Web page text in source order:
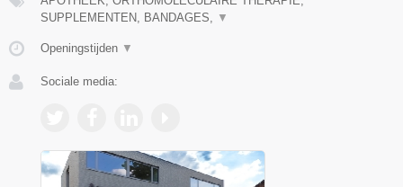
SUPPLEMENTEN, BANDAGES,
▼
Openingstijden ▼
Sociale media: